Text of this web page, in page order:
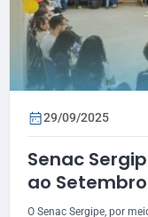
29/09/2025
Senac
ao
O Senac Sergipe, por